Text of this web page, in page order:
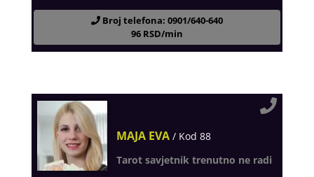
Broj telefona: 0901/640-640
96 RSD/min
MAJA EVA / Kod 88
Tarot savjetnik trenutno ne radi